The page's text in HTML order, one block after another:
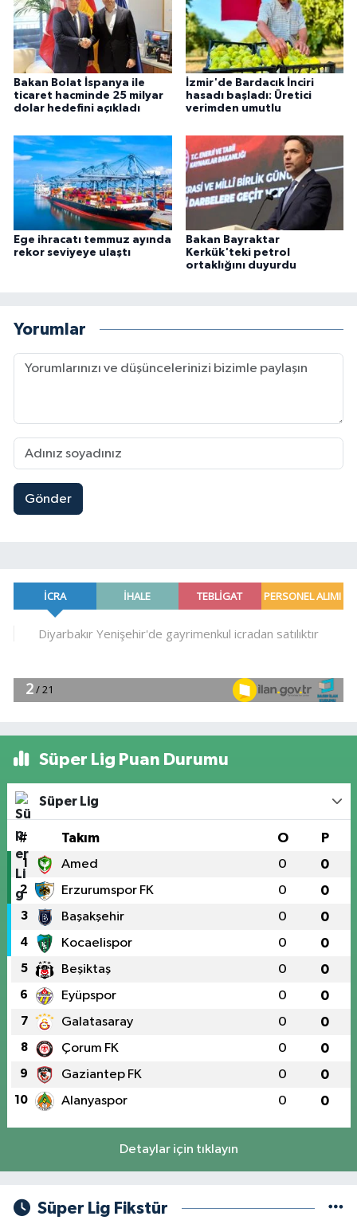
Bakan Bolat İspanya ile
ticaret hacminde 25 milyar
dolar hedefini açıkladı
İzmir'de Bardacık İnciri
hasadı başladı: Üretici
verimden umutlu
Ege ihracatı temmuz ayında
rekor seviyeye ulaştı
Bakan Bayraktar
Kerkük'teki petrol
ortaklığını duyurdu
Yorumlar
Gönder
Süper Lig Puan Durumu
Süper Lig
# Takım O P
1 Amed 0 0
2 Erzurumspor FK 0 0
3 Başakşehir 0 0
4 Kocaelispor 0 0
5 Beşiktaş 0 0
6 Eyüpspor 0 0
7 Galatasaray 0 0
8 Çorum FK 0 0
9 Gaziantep FK 0 0
10 Alanyaspor 0 0
Detaylar için tıklayın
Süper Lig Fikstür